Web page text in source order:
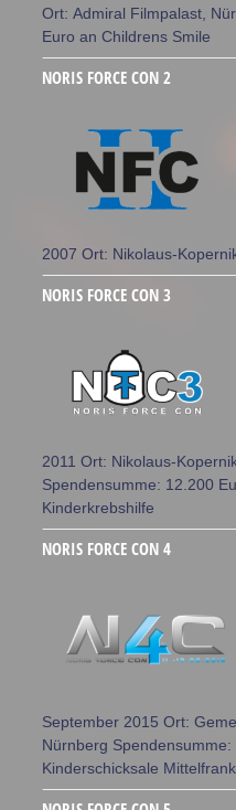
Ort: Admiral Filmpalast,
Euro an Childrens Smile
NORIS FORCE CON 2
2007 Ort: Nikolaus-
NORIS FORCE CON 3
2011 Ort: Nikolaus-
Spendensumme: 12.200
Kinderkrebshilfe
NORIS FORCE CON 4
September 2015 Ort:
Nürnberg
Kinderschicksale